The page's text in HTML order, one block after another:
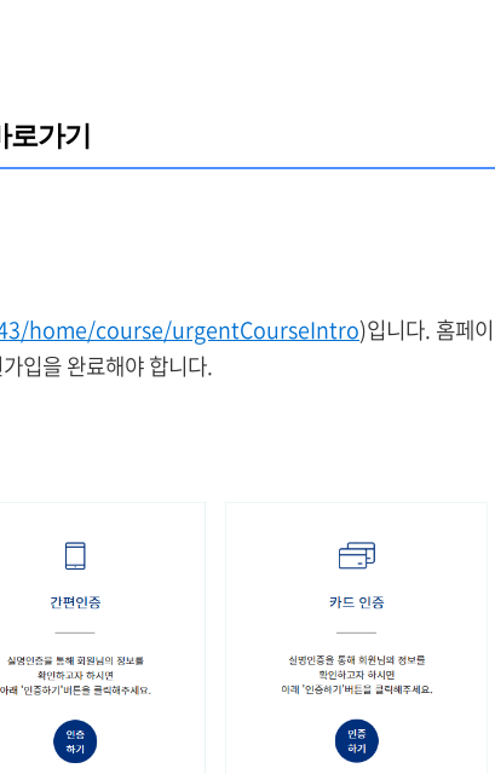
로가기
home/course/urgentCourseIntro)입니다. 홈페이
입을 완료해야 합니다.